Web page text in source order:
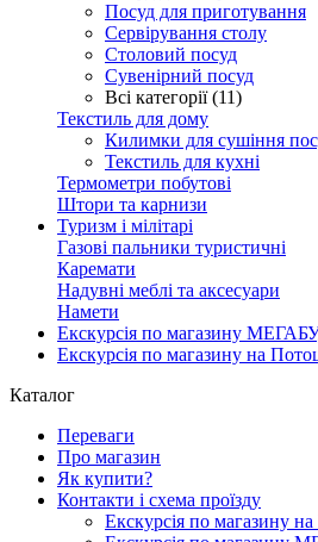
Посуд для приготування
Сервірування столу
Столовий посуд
Сувенірний посуд
Всі категорії (11)
Текстиль для дому
Килимки для сушіння
Текстиль для кухні
Термометри побутові
Штори та карнизи
Туризм і мілітарі
Газові пальники туристичні
Каремати
Надувні меблі та аксесуари
Намети
Екскурсія по магазину
Екскурсія по магазину на
Каталог
Переваги
Про магазин
Як купити?
Контакти і схема проїзду
Екскурсія по магазину